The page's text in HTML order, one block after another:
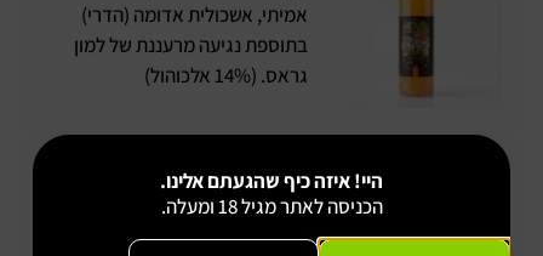
אמיתי, אשכולית אדומה (הדרי)
בתוספת נגיעה מרעננת של למון
גראס. (14% אלכוהול)
1 ליטר
קוקטייל על בסיס רום, מרטיני
היי! איזה כיף שהגעתם אלינו.
הכניסה לאתר מגיל 18 ומעלה.